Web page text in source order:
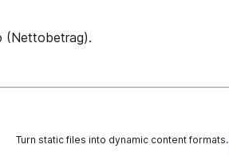
(Nettobetrag).
Turn static files into dynamic content formats.